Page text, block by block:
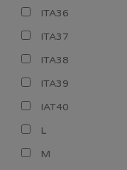
ITA36
ITA37
ITA38
ITA39
IAT40
L
M